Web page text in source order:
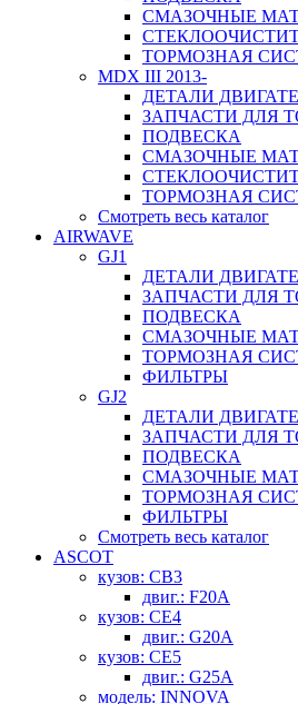
СМАЗОЧНЫЕ
ТОРМОЗНАЯ
MDX III 2013-
ДЕТАЛИ
ЗАПЧАСТИ ДЛЯ
ПОДВЕСКА
СМАЗОЧНЫЕ
ТОРМОЗНАЯ
Смотреть весь каталог
AIRWAVE
GJ1
ДЕТАЛИ
ЗАПЧАСТИ ДЛЯ
ПОДВЕСКА
СМАЗОЧНЫЕ
ТОРМОЗНАЯ
ФИЛЬТРЫ
GJ2
ДЕТАЛИ
ЗАПЧАСТИ ДЛЯ
ПОДВЕСКА
СМАЗОЧНЫЕ
ТОРМОЗНАЯ
ФИЛЬТРЫ
Смотреть весь каталог
ASCOT
кузов: CB3
двиг.: F20A
кузов: CE4
двиг.: G20A
кузов: CE5
двиг.: G25A
модель: INNOVA